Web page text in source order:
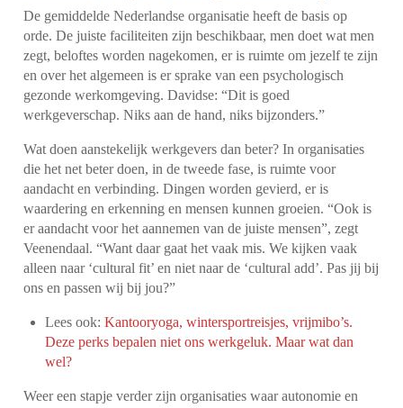
De gemiddelde Nederlandse organisatie heeft de basis op
orde. De juiste faciliteiten zijn beschikbaar, men doet wat men
zegt, beloftes worden nagekomen, er is ruimte om jezelf te zijn
en over het algemeen is er sprake van een psychologisch
gezonde werkomgeving. Davidse: “Dit is goed
werkgeverschap. Niks aan de hand, niks bijzonders.”
Wat doen aanstekelijk werkgevers dan beter? In organisaties
die het net beter doen, in de tweede fase, is ruimte voor
aandacht en verbinding. Dingen worden gevierd, er is
waardering en erkenning en mensen kunnen groeien. “Ook is
er aandacht voor het aannemen van de juiste mensen”, zegt
Veenendaal. “Want daar gaat het vaak mis. We kijken vaak
alleen naar ‘cultural fit’ en niet naar de ‘cultural add’. Pas jij bij
ons en passen wij bij jou?”
Lees ook:Kantooryoga, wintersportreisjes, vrijmibo’s.
Deze perks bepalen niet ons werkgeluk. Maar wat dan
wel?
Weer een stapje verder zijn organisaties waar autonomie en